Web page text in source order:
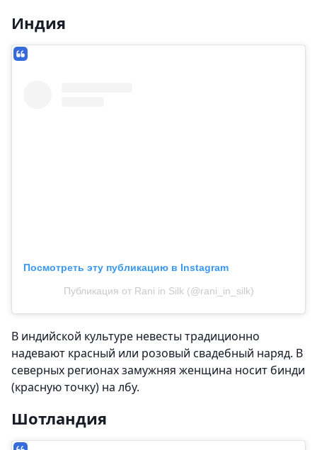
Индия
Посмотреть эту публикацию в Instagram
Публикация от Rani in Silk (@rani_in_silk)
В индийской культуре невесты традиционно
надевают красный или розовый свадебный наряд. В
северных регионах замужняя женщина носит бинди
(красную точку) на лбу.
Шотландия